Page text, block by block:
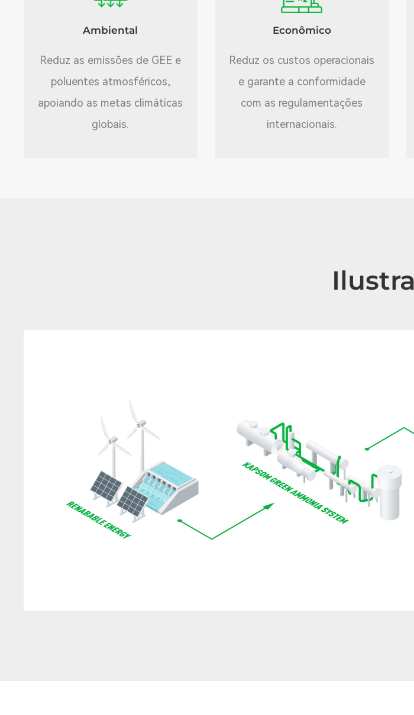
Ambiental
Reduz as emissões de GEE e
poluentes atmosféricos,
apoiando as metas climáticas
globais.
Econômico
Reduz os custos operacionais
e garante a conformidade
com as regulamentações
internacionais.